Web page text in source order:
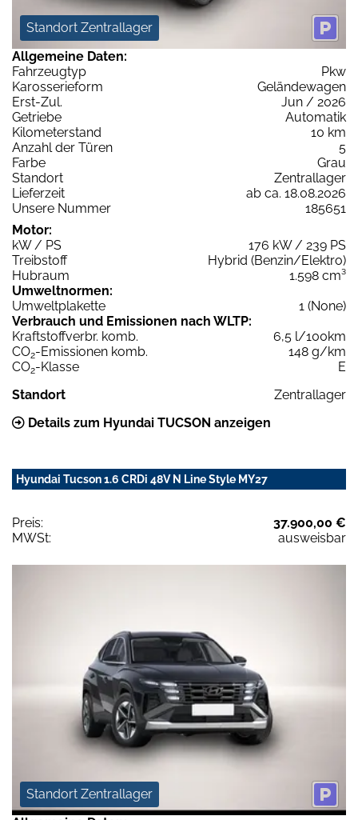
Standort Zentrallager
Allgemeine Daten:
Fahrzeugtyp
Pkw
Karosserieform
Geländewagen
Erst-Zul.
Jun / 2026
Getriebe
Automatik
Kilometerstand
10 km
Anzahl der Türen
5
Farbe
Grau
Standort
Zentrallager
Lieferzeit
ab ca. 18.08.2026
Unsere Nummer
185651
Motor:
kW / PS
176 kW / 239 PS
Treibstoff
Hybrid (Benzin/Elektro)
Hubraum
1.598 cm³
Umweltnormen:
Umweltplakette
1 (None)
Verbrauch und Emissionen nach WLTP:
Kraftstoffverbr. komb.
6,5 l/100km
CO2-Emissionen komb.
148 g/km
CO2-Klasse
E
Standort
Zentrallager
Details zum Hyundai TUCSON anzeigen
Hyundai Tucson 1.6 CRDi 48V N Line Style MY27
Preis:
37.900,00 €
MWSt:
ausweisbar
Standort Zentrallager